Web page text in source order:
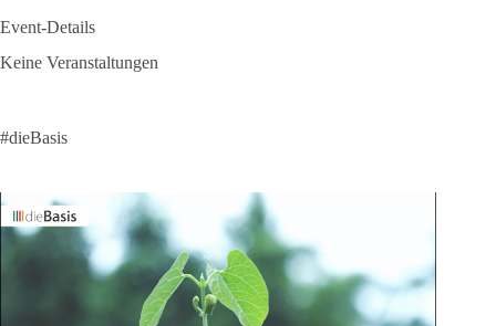
Event-Details
Keine Veranstaltungen
#dieBasis